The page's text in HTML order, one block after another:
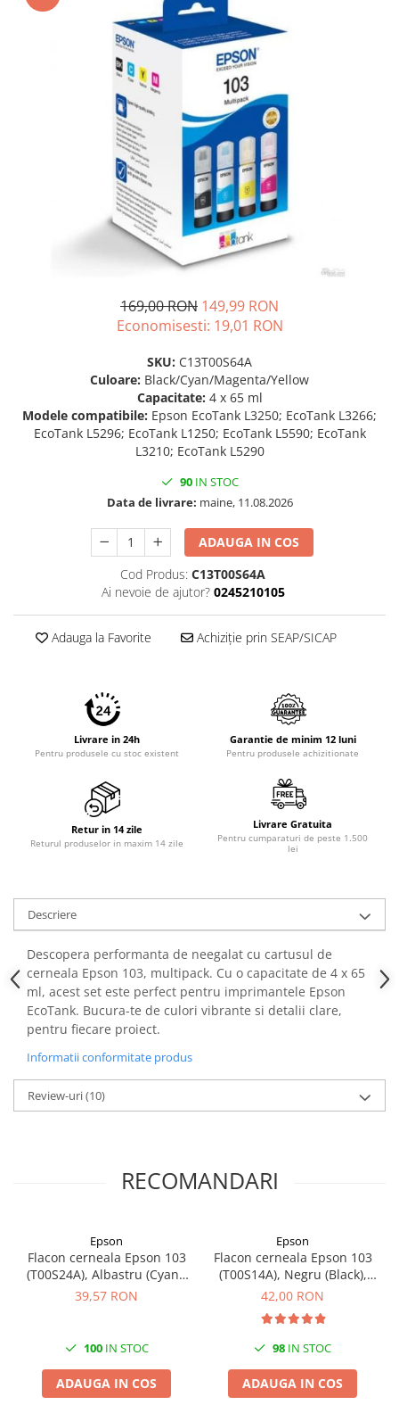
Hard disk-uri externe
Adaptoare PCI / PCIe
Accesorii retelistica
169,00 RON 149,99 RON
Economisesti: 19,01 RON
SKU: C13T00S64A
Culoare: Black/Cyan/Magenta/Yellow
Capacitate: 4 x 65 ml
Modele compatibile: Epson EcoTank L3250; EcoTank L3266;
EcoTank L5296; EcoTank L1250; EcoTank L5590; EcoTank
L3210; EcoTank L5290
90IN STOC
Data de livrare: maine, 11.08.2026
ADAUGA IN COS
Cod Produs: C13T00S64A
Ai nevoie de ajutor? 0245210105
Adauga la Favorite Achiziție prin SEAP/SICAP
Livrare in 24h
Pentru produsele cu stoc existent
Garantie de minim 12 luni
Pentru produsele achizitionate
Retur in 14 zile
Returul produselor in maxim 14 zile
Livrare Gratuita
Pentru cumparaturi de peste 1.500
lei
Descriere
Descopera performanta de neegalat cu cartusul de
cerneala Epson 103, multipack. Cu o capacitate de 4 x 65
ml, acest set este perfect pentru imprimantele Epson
EcoTank. Bucura-te de culori vibrante si detalii clare,
pentru fiecare proiect.
Informatii conformitate produs
Review-uri(10)
RECOMANDARI
Epson
Flacon cerneala Epson 103
(T00S24A), Albastru (Cyan),
original
39,57 RON
100IN STOC
ADAUGA IN COS
Epson
Flacon cerneala Epson 103
(T00S14A), Negru (Black),
original
42,00 RON
98 IN STOC
ADAUGA IN COS